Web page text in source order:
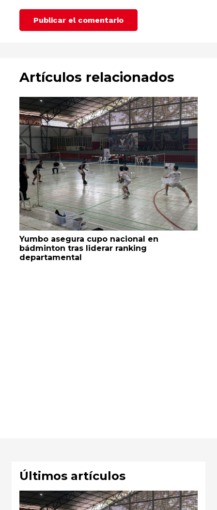
Publicar el comentario
Artículos relacionados
Yumbo asegura cupo nacional en
bádminton tras liderar ranking
departamental
Últimos artículos